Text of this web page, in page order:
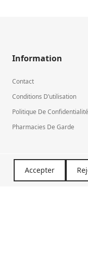
Information
Contact
Conditions D’utilisation
Politique De Confidentialité
Pharmacies De Garde
Accepter